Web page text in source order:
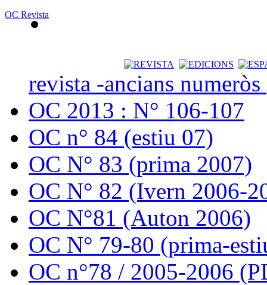
OC Revista
revista -ancians
OC 2013 : N° 106-107
OC n° 84 (estiu 07)
OC N° 83 (prima 2007)
OC N° 82 (Ivern 2006-
OC N°81 (Auton 2006)
OC N° 79-80 (prima-
OC n°78 / 2005-2006